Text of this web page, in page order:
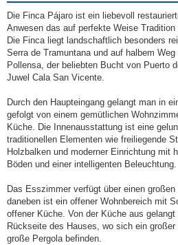
Die Finca Pájaro ist ein liebevoll
Anwesen das auf perfekte Weise
Die Finca liegt landschaftlich besonders
Serra de Tramuntana und auf halbem
Pollensa, der beliebten Bucht von Puerto
Juwel Cala San Vicente.
Durch den Haupteingang gelangt man in
gefolgt von einem gemütlichen
Küche. Die Innenausstattung ist eine
traditionellen Elementen wie freiliegende
Holzbalken und moderner Einrichtung mit
Böden und einer intelligenten Beleuchtung.
Das Esszimmer verfügt über einen
daneben ist ein offener Wohnbereich mit
offener Küche. Von der Küche aus
Rückseite des Hauses, wo sich ein
große Pergola befinden.